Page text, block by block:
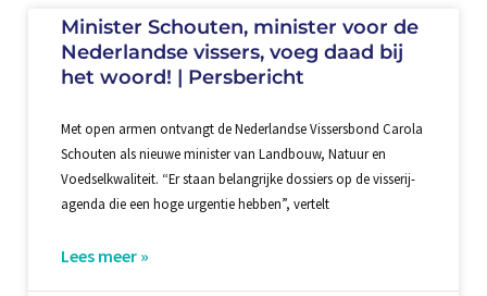
Minister Schouten, minister voor de
Nederlandse vissers, voeg daad bij
het woord! | Persbericht
Met open armen ontvangt de Nederlandse Vissersbond Carola
Schouten als nieuwe minister van Landbouw, Natuur en
Voedselkwaliteit. “Er staan belangrijke dossiers op de visserij-
agenda die een hoge urgentie hebben”, vertelt
Lees meer »